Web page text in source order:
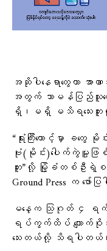
အဆိုပါနေရာတွေဟာ အ
အတွက် သာမန်ပြည်သူတွ
ရှိ၊မရှိ မသိရသေးဘူး
“ရုံးကြီးထောင့်မှာ ခတွေ
ဗုံး(မိုင်း)ပေါက်ကွဲမူ့ဖ
ဘူး”လို့ မြို့ခံတစ်ဦးရဲ့စ
Ground Press က ဖော်
မနေ့က သြဂုတ် ၄ ရက်က
ရပ်ကွက်ထိပ် ကျောက်ဝိုင်း
သေးတယ်လို့ သိရပါတယ်